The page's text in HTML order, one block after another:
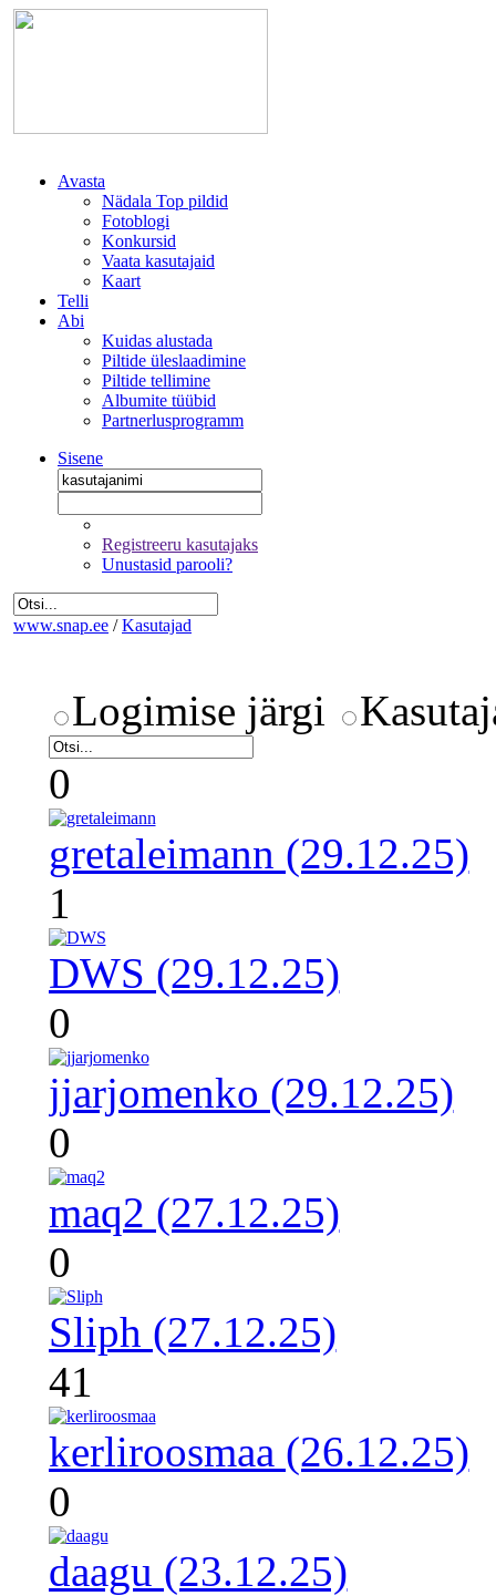
Avasta
Nädala Top pildid
Fotoblogi
Konkursid
Vaata kasutajaid
Kaart
Telli
Abi
Kuidas alustada
Piltide üleslaadimine
Piltide tellimine
Albumite tüübid
Partnerlusprogramm
Sisene
Registreeru kasutajaks
Unustasid parooli?
www.snap.ee / Kasutajad
Logimise järgi
0
gretaleimann (29.12.25)
1
DWS (29.12.25)
0
jjarjomenko (29.12.25)
0
maq2 (27.12.25)
0
Sliph (27.12.25)
41
kerliroosmaa (26.12.25)
0
daagu (23.12.25)